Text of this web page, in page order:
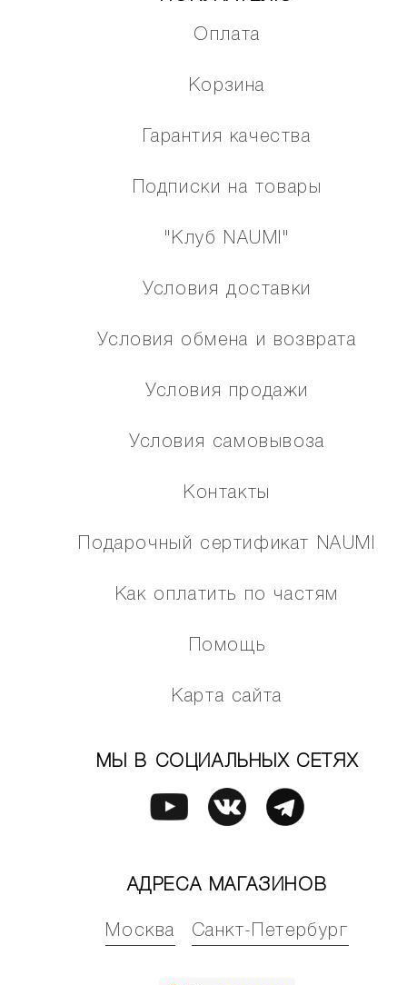
Оплата
Корзина
Гарантия качества
Подписки на товары
"Клуб NAUMI"
Условия доставки
Условия обмена и возврата
Условия продажи
Условия самовывоза
Контакты
Подарочный сертификат NAUMI
Как оплатить по частям
Помощь
Карта сайта
МЫ В СОЦИАЛЬНЫХ СЕТЯХ
АДРЕСА МАГАЗИНОВ
Москва Санкт-Петербург